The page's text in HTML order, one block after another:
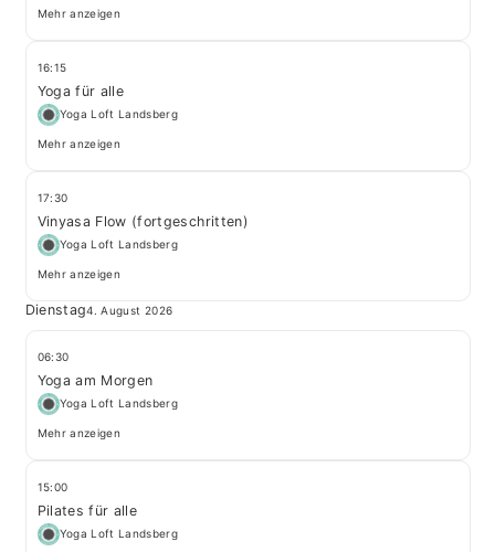
Mehr anzeigen
16:15
Yoga für alle
Yoga Loft Landsberg
Mehr anzeigen
17:30
Vinyasa Flow (fortgeschritten)
Yoga Loft Landsberg
Mehr anzeigen
Dienstag4. August 2026
06:30
Yoga am Morgen
Yoga Loft Landsberg
Mehr anzeigen
15:00
Pilates für alle
Yoga Loft Landsberg